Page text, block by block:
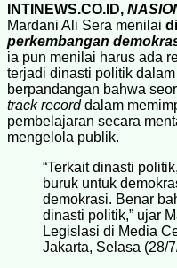
INTINEWS.CO.ID,
Mardani Ali Sera menilai
perkembangan
ia pun menilai harus ada
terjadi dinasti politik
berpandangan bahwa
track recorddalam
pembelajaran secara
mengelola publik.
“Terkait dinasti
buruk untuk
demokrasi. Benar
dinasti politik,” ujar
Legislasi di Media
Jakarta, Selasa (28/